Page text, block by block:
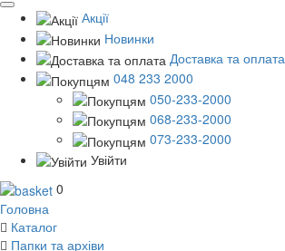
Акції
Новинки
Доставка та оплата
048 233 2000
050-233-2000
068-233-2000
073-233-2000
Увійти
0
Головна
Каталог
Папки та архіви